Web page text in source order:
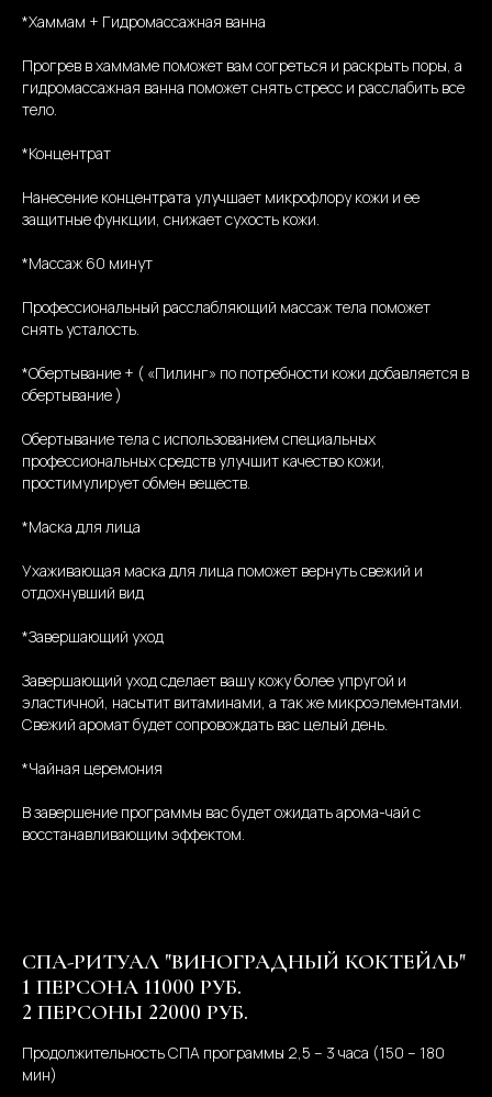
*Хаммам + Гидромассажная ванна
Прогрев в хаммаме поможет вам согреться и раскрыть поры, а
гидромассажная ванна поможет снять стресс и расслабить все
тело.
*Концентрат
Нанесение концентрата улучшает микрофлору кожи и ее
защитные функции, снижает сухость кожи.
*Массаж 60 минут
Профессиональный расслабляющий массаж тела поможет
снять усталость.
*Обертывание + ( «Пилинг» по потребности кожи добавляется в
обертывание )
Обертывание тела с использованием специальных
профессиональных средств улучшит качество кожи,
простимулирует обмен веществ.
*Маска для лица
Ухаживающая маска для лица поможет вернуть свежий и
отдохнувший вид
*Завершающий уход
Завершающий уход сделает вашу кожу более упругой и
эластичной, насытит витаминами, а так же микроэлементами.
Свежий аромат будет сопровождать вас целый день.
*Чайная церемония
В завершение программы вас будет ожидать арома-чай с
восстанавливающим эффектом.
СПА-РИТУАЛ "ВИНОГРАДНЫЙ КОКТЕЙЛЬ"
1 ПЕРСОНА 11000 РУБ.
2 ПЕРСОНЫ 22000 РУБ.
Продолжительность СПА программы 2,5 – 3 часа (150 – 180
мин)